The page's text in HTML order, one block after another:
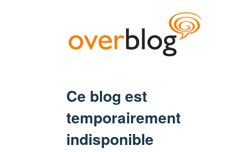
Ce blog est
temporairement
indisponible